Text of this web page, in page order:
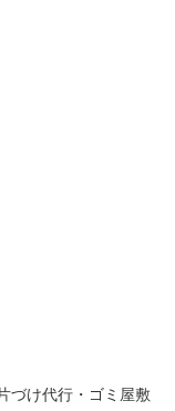
づけ代行・ゴミ屋敷